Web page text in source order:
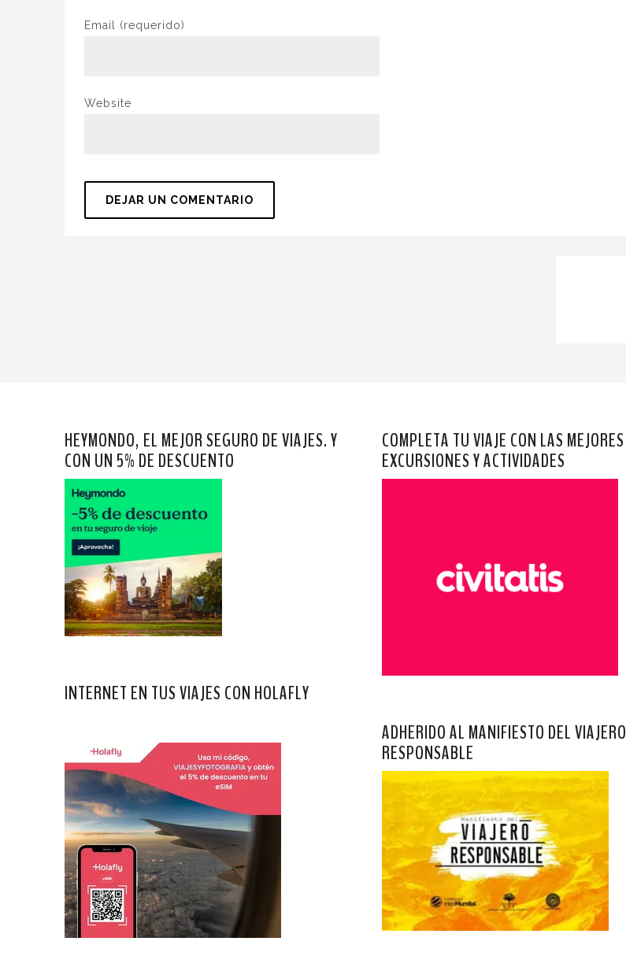
Email (requerido)
Website
HEYMONDO, EL MEJOR SEGURO DE VIAJES. Y
CON UN 5% DE DESCUENTO
INTERNET EN TUS VIAJES CON HOLAFLY
COMPLETA TU VIAJE CON LAS MEJORES
EXCURSIONES Y ACTIVIDADES
ADHERIDO AL MANIFIESTO DEL VIAJERO
RESPONSABLE